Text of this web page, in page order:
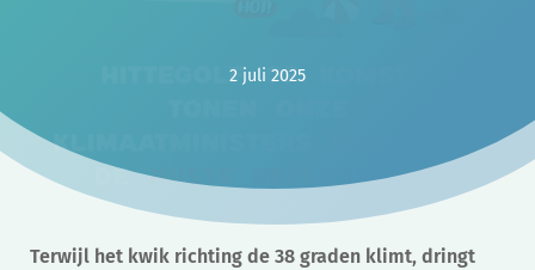
2 juli 2025
Terwijl het kwik richting de 38 graden klimt, dringt